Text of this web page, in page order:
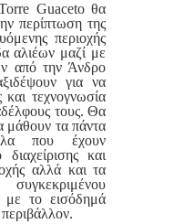
Guaceto θα
περίπτωση της
περιοχής
αλιέων μαζί με
από την Άνδρο
για να
και τεχνογνωσία
τους. Θα
μάθουν τα πάντα
που έχουν
και
αλλά και τα
το εισόδημά